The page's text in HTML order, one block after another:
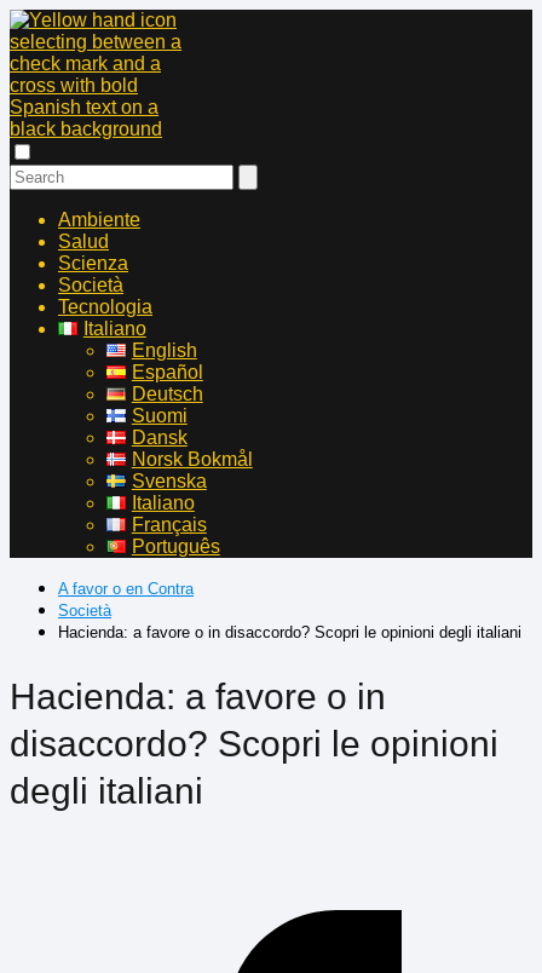
Ambiente
Salud
Scienza
Società
Tecnologia
Italiano
English
Español
Deutsch
Suomi
Dansk
Norsk Bokmål
Svenska
Italiano
Français
Português
A favor o en Contra
Società
Hacienda: a favore o in disaccordo? Scopri le opinioni degli italiani
Hacienda: a favore o in
disaccordo? Scopri le opinioni
degli italiani